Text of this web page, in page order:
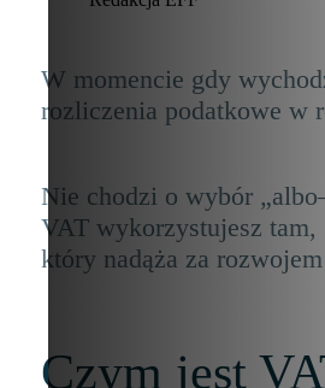
W momencie gdy
rozliczenia podatkowe w
Nie chodzi o wybór
VAT wykorzystujesz tam,
który nadąża za
Czym jest